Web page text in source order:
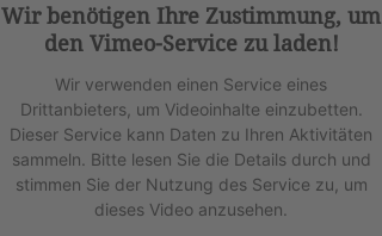
Wir benötigen Ihre Zustimmung, um
den Vimeo-Service zu laden!
Wir verwenden einen Service eines
Drittanbieters, um Videoinhalte einzubetten.
Dieser Service kann Daten zu Ihren Aktivitäten
sammeln. Bitte lesen Sie die Details durch und
stimmen Sie der Nutzung des Service zu, um
dieses Video anzusehen.